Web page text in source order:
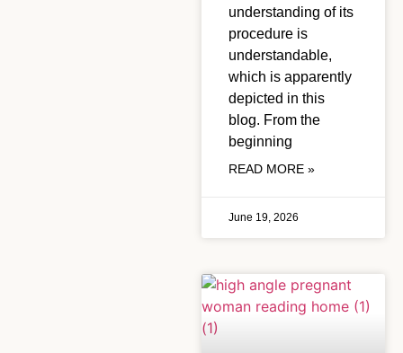
understanding of its
procedure is
understandable,
which is apparently
depicted in this
blog. From the
beginning
READ MORE »
June 19, 2026